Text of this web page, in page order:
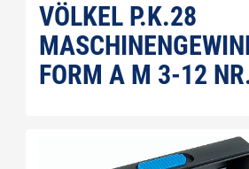
VÖLKEL P.K.28
FORM A M 3-12